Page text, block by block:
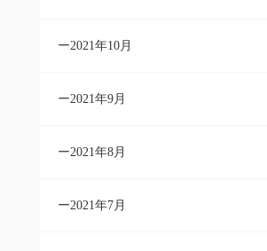
2021年10月
2021年9月
2021年8月
2021年7月